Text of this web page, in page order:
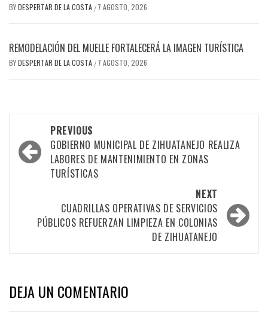
BYDESPERTAR DE LA COSTA / 7 AGOSTO, 2026
REMODELACIÓN DEL MUELLE FORTALECERÁ LA IMAGEN TURÍSTICA
BYDESPERTAR DE LA COSTA / 7 AGOSTO, 2026
navigation
PREVIOUS
GOBIERNO MUNICIPAL DE ZIHUATANEJO REALIZA
LABORES DE MANTENIMIENTO EN ZONAS
TURÍSTICAS
NEXT
CUADRILLAS OPERATIVAS DE SERVICIOS
PÚBLICOS REFUERZAN LIMPIEZA EN COLONIAS
DE ZIHUATANEJO
DEJA UN COMENTARIO